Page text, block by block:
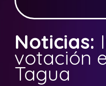
Noticias:
votación
Tagua